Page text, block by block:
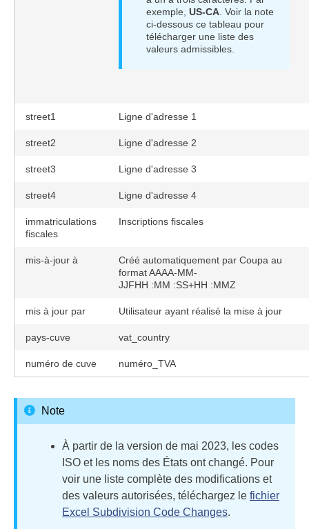
exemple, US-CA . Voir la note
ci-dessous ce tableau pour
télécharger une liste des
valeurs admissibles.
street1 Ligne d'adresse 1
street2 Ligne d'adresse 2
street3 Ligne d'adresse 3
street4 Ligne d'adresse 4
immatriculations
fiscales
Inscriptions fiscales
mis-à-jour à
Créé automatiquement par Coupa au
format AAAA-MM-
JJFHH :MM :SS+HH :MMZ
mis à jour par Utilisateur ayant réalisé la mise à jour
pays-cuve vat_country
numéro de cuve numéro_TVA
Note
À partir de la version de mai 2023, les codes
ISO et les noms des États ont changé. Pour
voir une liste complète des modifications et
des valeurs autorisées, téléchargez le fichier
Excel Subdivision Code Changes.